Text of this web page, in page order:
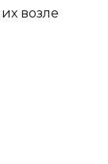
возле